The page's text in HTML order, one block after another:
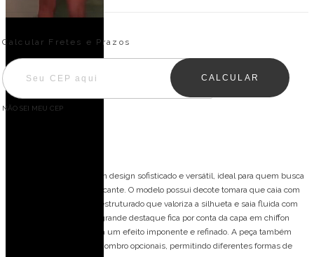
Entregas para o CEP:
Calcular Fretes e Prazos
CALCULAR
NÃO SEI MEU CEP
Vestido de festa longo com design sofisticado e versátil, ideal para quem busca
um visual elegante e marcante. O modelo possui decote tomara que caia com
busto drapeado, corpete estruturado que valoriza a silhueta e saia fluida com
excelente movimento. O grande destaque fica por conta da capa em chiffon
presa ao pescoço, que cria um efeito imponente e refinado. A peça também
acompanha alças ombro a ombro opcionais, permitindo diferentes formas de